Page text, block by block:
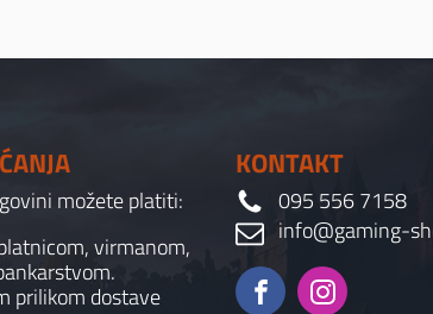
možete platiti:
virmanom,
prilikom dostave
KONTAKT
095 556 7158
info@gaming-